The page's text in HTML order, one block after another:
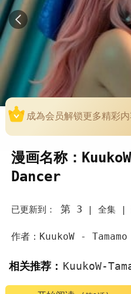
成為会员解锁更多精彩
漫画名称：
Dancer
已更新到： 第 3 | 全集 |
作者：KuukoW -
相关推荐： KuukoW-